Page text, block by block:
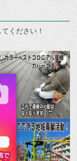
ください！